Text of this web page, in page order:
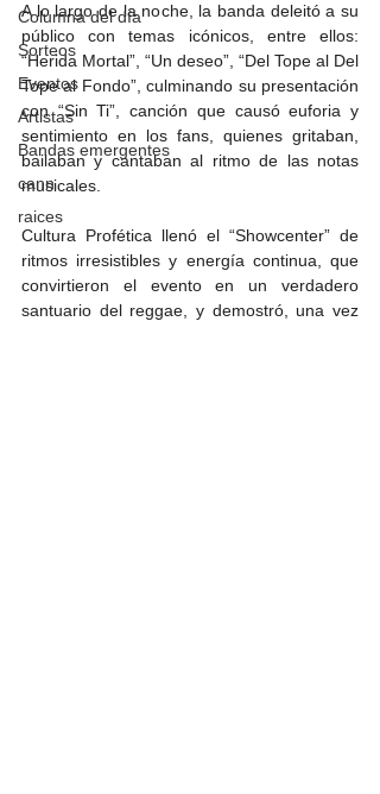
Columna del día
Sorteos
Eventos
Artistas
Bandas emergentes
cann
raices
A lo largo de la noche, la banda deleitó a su
público con temas icónicos, entre ellos:
“Herida Mortal”, “Un deseo”, “Del Tope al Del
Tope al Fondo”, culminando su presentación
con “Sin Ti”, canción que causó euforia y
sentimiento en los fans, quienes gritaban,
bailaban y cantaban al ritmo de las notas
musicales.
Cultura Profética llenó el “Showcenter” de
ritmos irresistibles y energía continua, que
convirtieron el evento en un verdadero
santuario del reggae, y demostró, una vez